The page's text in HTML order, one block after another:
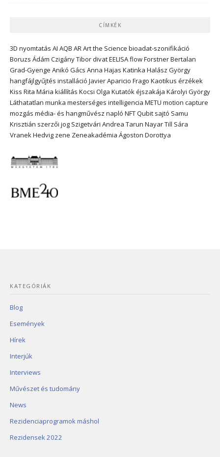
CÍMKÉK
3D nyomtatás AI AQB ARArt the Science bioadat-szonifikáció
Boruzs Ádám Czigány TibordivatEELISAflowForstner Bertalan
Grad-Gyenge Anikó Gács Anna Hajas Katinka Halász György
hangfájlgyűjtés installáció Javier Aparicio Frago Kaotikus érzékek
Kiss Rita Mária kiállítás Kocsi Olga Kutatók éjszakája Károlyi György
Láthatatlan munka mesterséges intelligencia METU motion capture
mozgás média- és hangművész napló NFTQubit sajtó Samu
Krisztián szerzői jog Szigetvári Andrea Tarun NayarTill Sára
Vranek Hedvig zene Zeneakadémia Ágoston Dorottya
KATEGÓRIÁK
Blog
Események
Hírek
Interjúk
Interviews
Művészet és tudomány
News
Rezidenciaprogramok máshol
Rezidensek 2022